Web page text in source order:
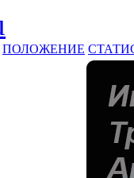
ПОЛОЖЕНИЕ